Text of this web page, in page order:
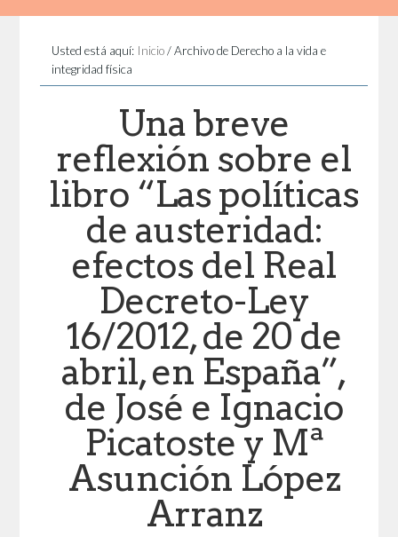
Usted está aquí: Inicio /Archivo de Derecho a la vida e
integridad física
Una breve
reflexión sobre el
libro “Las políticas
de austeridad:
efectos del Real
Decreto-Ley
16/2012, de 20 de
abril, en España”,
de José e Ignacio
Picatoste y Mª
Asunción López
Arranz